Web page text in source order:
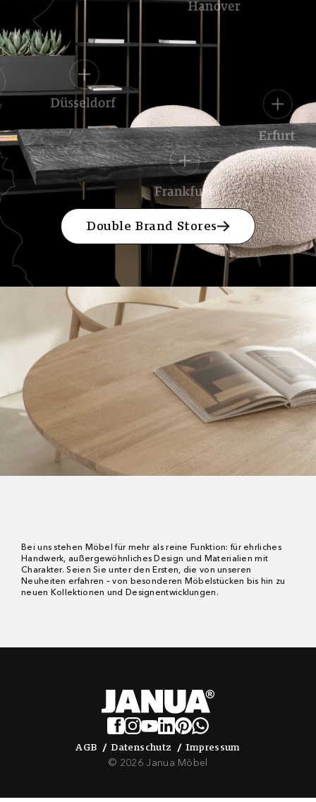
Double Brand Stores
Double Brand Stores
Bei uns stehen Möbel für mehr als reine Funktion: für ehrliches
Handwerk, außergewöhnliches Design und Materialien mit
Charakter. Seien Sie unter den Ersten, die von unseren
Neuheiten erfahren – von besonderen Möbelstücken bis hin zu
neuen Kollektionen und Designentwicklungen.
AGB
Datenschutz
Datenschutz
Impressum
Impressum
© 2026 Janua Möbel